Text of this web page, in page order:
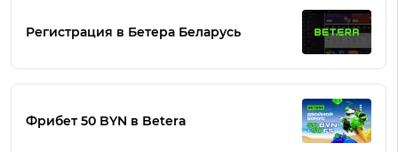
Регистрация в Бетера Беларусь
Фрибет 50 BYN в Betera